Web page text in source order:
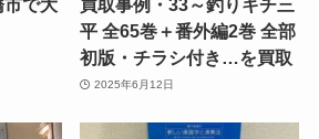
市で大
買取事例・33～釣りキチ三
平 全65巻＋番外編2巻 全部
初版・チラシ付き…を買取
2025年6月12日